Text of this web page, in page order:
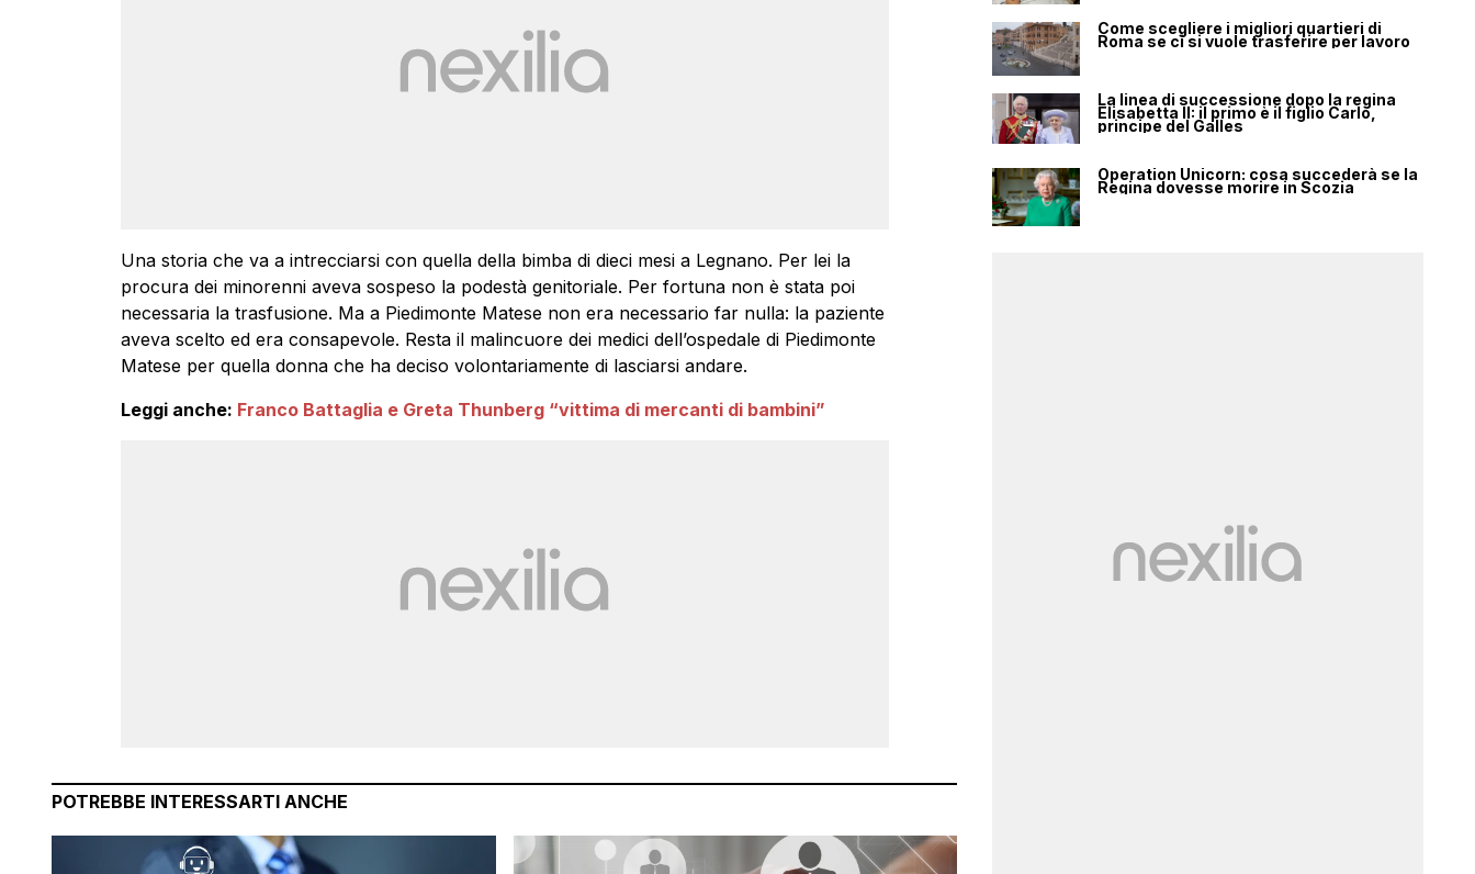
Una storia che va a intrecciarsi con quella della bimba di dieci mesi a Legnano. Per lei la
procura dei minorenni aveva sospeso la podestà genitoriale. Per fortuna non è stata poi
necessaria la trasfusione. Ma a Piedimonte Matese non era necessario far nulla: la paziente
aveva scelto ed era consapevole. Resta il malincuore dei medici dell’ospedale di Piedimonte
Matese per quella donna che ha deciso volontariamente di lasciarsi andare.
Leggi anche: Franco Battaglia e Greta Thunberg “vittima di mercanti di bambini”
POTREBBE INTERESSARTI ANCHE
Come scegliere i migliori quartieri di
Roma se ci si vuole trasferire per lavoro
La linea di successione dopo la regina
Elisabetta II: il primo è il figlio Carlo,
principe del Galles
Operation Unicorn: cosa succederà se la
Regina dovesse morire in Scozia